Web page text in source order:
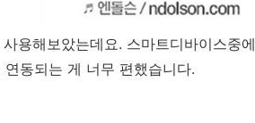
용해보았는데요. 스마트디바이스중에
동되는 게 너무 편했습니다.